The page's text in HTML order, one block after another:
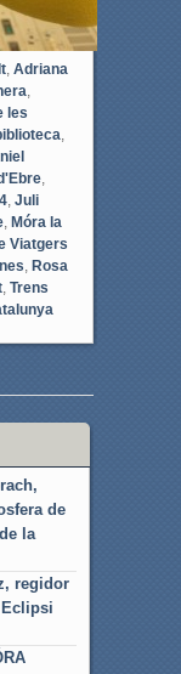
, Adriana
les
,
, Juli
, Móra la
Viatgers
Rosa
, Trens
de
la
regidor
Eclipsi